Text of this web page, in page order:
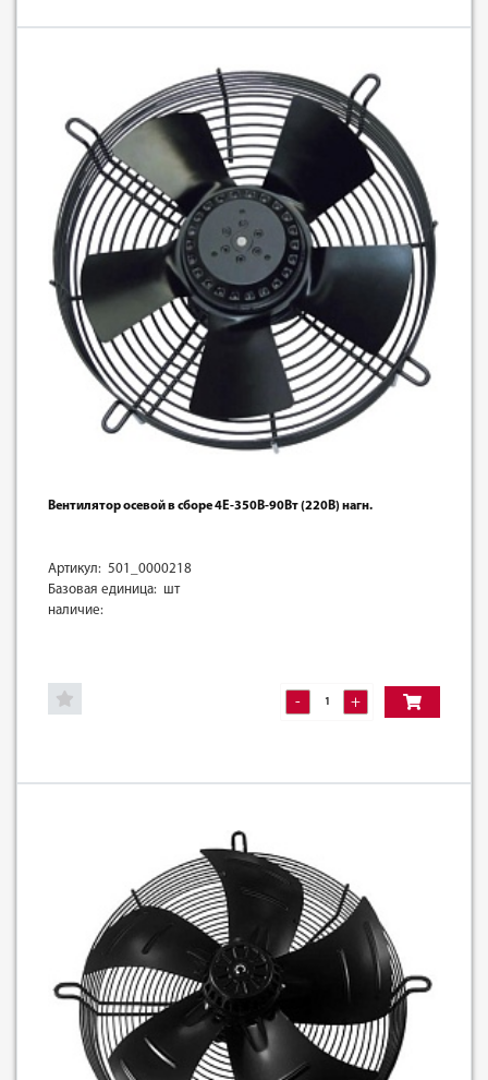
Вентилятор осевой в сборе 4E-350B-90Вт (220В) нагн.
Артикул: 501_0000218
Базовая единица: шт
наличие:
- +